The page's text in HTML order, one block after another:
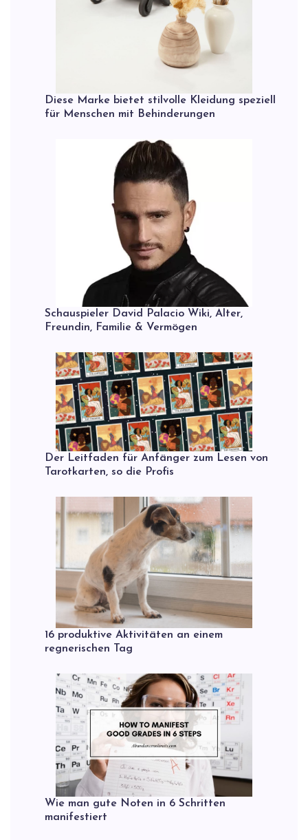
Diese Marke bietet stilvolle Kleidung speziell
für Menschen mit Behinderungen
Schauspieler David Palacio Wiki, Alter,
Freundin, Familie & Vermögen
Der Leitfaden für Anfänger zum Lesen von
Tarotkarten, so die Profis
16 produktive Aktivitäten an einem
regnerischen Tag
Wie man gute Noten in 6 Schritten
manifestiert